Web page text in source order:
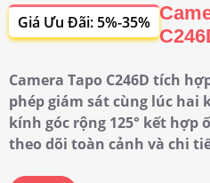
Giá Ưu Đãi: 5%-35%
Camera Tapo C246D tích
phép giám sát cùng lúc hai
kính góc rộng 125° kết hợp
theo dõi toàn cảnh và chi